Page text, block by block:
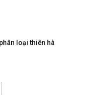
loại thiên hà